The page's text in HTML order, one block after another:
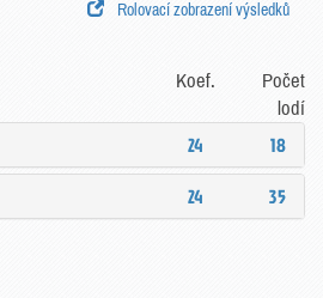
Rolovací zobrazení výsledků
Koef.
Počet
lodí
24
18
24 35